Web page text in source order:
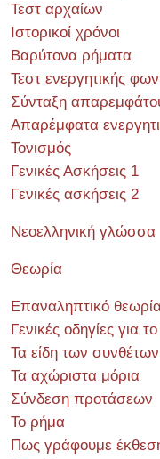
Τεστ αρχαίων
Ιστορικοί χρόνοι
Βαρύτονα ρήματα
Τεστ ενεργητικής
Σύνταξη
Απαρέμφατα
Τονισμός
Γενικές Ασκήσεις 1
Γενικές ασκήσεις 2
Νεοελληνική γλώσσα
Θεωρία
Επαναληπτικό
Γενικές οδηγίες για
Τα είδη των συνθέτων
Τα αχώριστα μόρια
Σύνδεση προτάσεων
Το ρήμα
Πως γράφουμε